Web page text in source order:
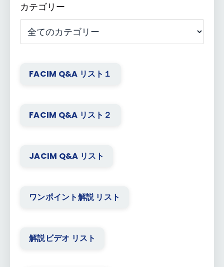
カテゴリー
FACIM Q&A リスト１
FACIM Q&A リスト２
JACIM Q&A リスト
ワンポイント解説 リスト
解説ビデオ リスト